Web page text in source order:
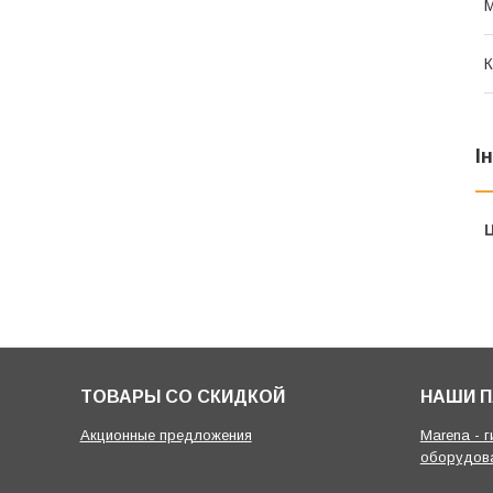
ТОВАРЫ СО СКИДКОЙ
Акционные предложения
НАШИ
Marena -